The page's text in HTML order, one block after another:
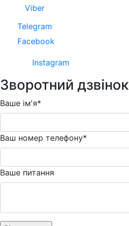
Viber
Telegram
Facebook
Instagram
Зворотний дзвінок
Ваше ім'я*
Ваш номер телефону*
Ваше питання